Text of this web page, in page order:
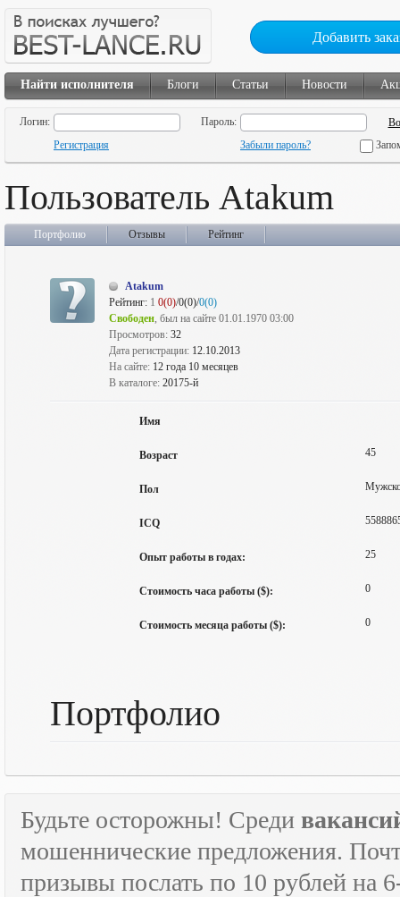
Добавить
Найти исполнителя Блоги Статьи Новости
Логин:
Пароль:
Регистрация
Забыли пароль?
Пользователь Atakum
Портфолио Отзывы Рейтинг
Atakum
Рейтинг: 1 0(0)/0(0)/0(0)
Свободен, был на сайте 01.01.1970 03:00
Просмотров: 32
Дата регистрации: 12.10.2013
На сайте: 12 года 10 месяцев
В каталоге: 20175-й
Имя
Возраст 45
Пол
ICQ
Опыт работы в годах: 25
Стоимость часа работы ($): 0
Стоимость месяца работы ($): 0
Портфолио
Будьте осторожны! Среди
мошеннические предложения.
призывы послать по 10 рублей на